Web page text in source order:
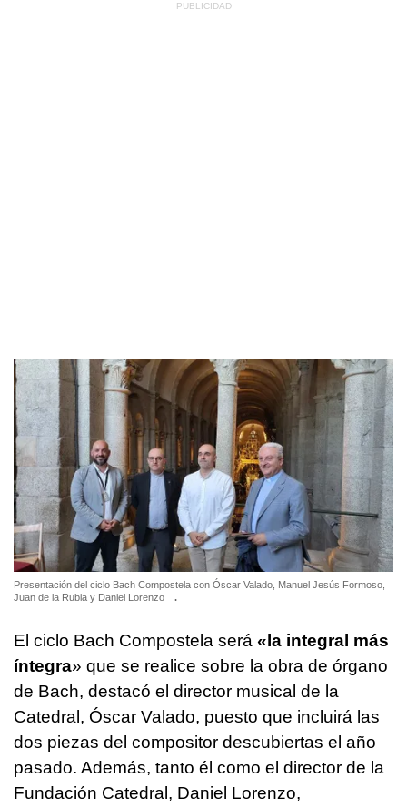
Presentación del ciclo Bach Compostela con Óscar Valado, Manuel Jesús Formoso,
Juan de la Rubia y Daniel Lorenzo
.
El ciclo Bach Compostela será «la integral más
íntegra» que se realice sobre la obra de órgano
de Bach, destacó el director musical de la
Catedral, Óscar Valado, puesto que incluirá las
dos piezas del compositor descubiertas el año
pasado. Además, tanto él como el director de la
Fundación Catedral, Daniel Lorenzo,